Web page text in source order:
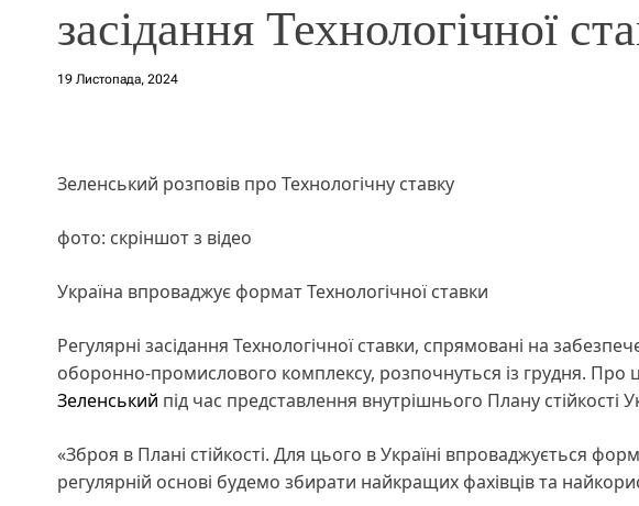
засідання Технологічної
19 Листопада, 2024
Зеленський розповів про Технологічну ставку
фото: скріншот з відео
Україна впроваджує формат Технологічної ставки
Регулярні засідання Технологічної ставки, спрямовані на
оборонно-промислового комплексу, розпочнуться із грудня. Про
Зеленський під час представлення внутрішнього Плану стійкості
«Зброя в Плані стійкості. Для цього в Україні впроваджується
регулярній основі будемо збирати найкращих фахівців та